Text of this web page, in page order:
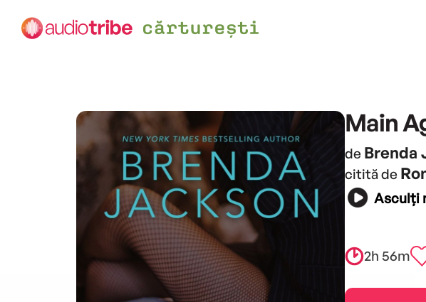
Main
de Brenda
citită de
Asculți
2h 56m